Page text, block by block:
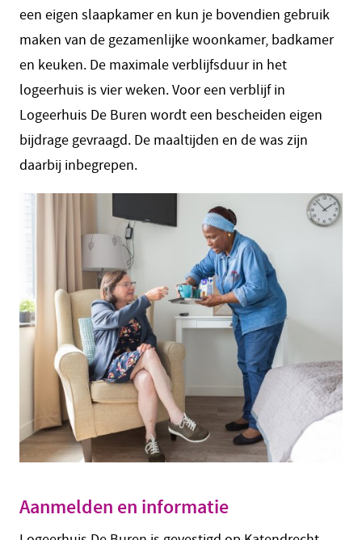
een eigen slaapkamer en kun je bovendien gebruik
maken van de gezamenlijke woonkamer, badkamer
en keuken. De maximale verblijfsduur in het
logeerhuis is vier weken. Voor een verblijf in
Logeerhuis De Buren wordt een bescheiden eigen
bijdrage gevraagd. De maaltijden en de was zijn
daarbij inbegrepen.
Aanmelden en informatie